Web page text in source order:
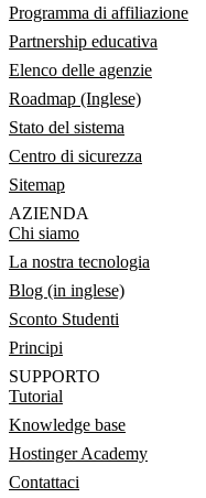
Programma di affiliazione
Partnership educativa
Elenco delle agenzie
Roadmap (Inglese)
Stato del sistema
Centro di sicurezza
Sitemap
AZIENDA
Chi siamo
La nostra tecnologia
Blog (in inglese)
Sconto Studenti
Principi
SUPPORTO
Tutorial
Knowledge base
Hostinger Academy
Contattaci